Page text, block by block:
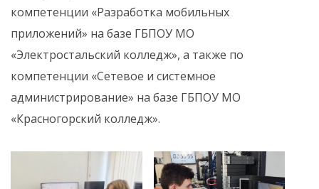
компетенции «Разработка мобильных
приложений» на базе ГБПОУ МО
«Электростальский колледж», а также по
компетенции «Сетевое и системное
администрирование» на базе ГБПОУ МО
«Красногорский колледж».